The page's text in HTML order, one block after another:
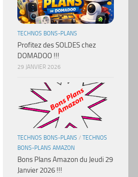
TECHNOS BONS-PLANS
Profitez des SOLDES chez
DOMADOO !!!
29 JANVIER 2026
TECHNOS BONS-PLANS / TECHNOS
BONS-PLANS AMAZON
Bons Plans Amazon du Jeudi 29
Janvier 2026 !!!